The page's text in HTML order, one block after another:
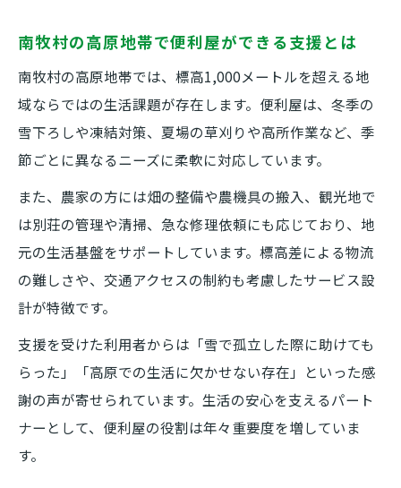
南牧村の高原地帯で便利屋ができる支援とは
南牧村の高原地帯では、標高1,000メートルを超える地
域ならではの生活課題が存在します。便利屋は、冬季の
雪下ろしや凍結対策、夏場の草刈りや高所作業など、季
節ごとに異なるニーズに柔軟に対応しています。
また、農家の方には畑の整備や農機具の搬入、観光地で
は別荘の管理や清掃、急な修理依頼にも応じており、地
元の生活基盤をサポートしています。標高差による物流
の難しさや、交通アクセスの制約も考慮したサービス設
計が特徴です。
支援を受けた利用者からは「雪で孤立した際に助けても
らった」「高原での生活に欠かせない存在」といった感
謝の声が寄せられています。生活の安心を支えるパート
ナーとして、便利屋の役割は年々重要度を増していま
す。